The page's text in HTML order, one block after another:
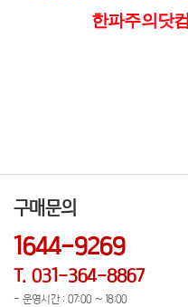
한파주의닷컴
구매문의
1644-9269
T. 031-364-8867
- 운영시간 : 07:00 ~ 18:00